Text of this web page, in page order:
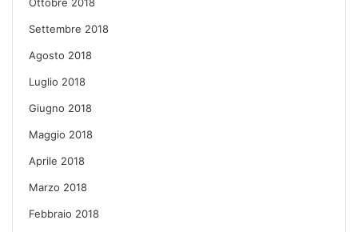
Settembre 2018
Agosto 2018
Luglio 2018
Giugno 2018
Maggio 2018
Aprile 2018
Marzo 2018
Febbraio 2018